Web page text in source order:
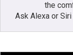
the
Ask Alexa or Siri